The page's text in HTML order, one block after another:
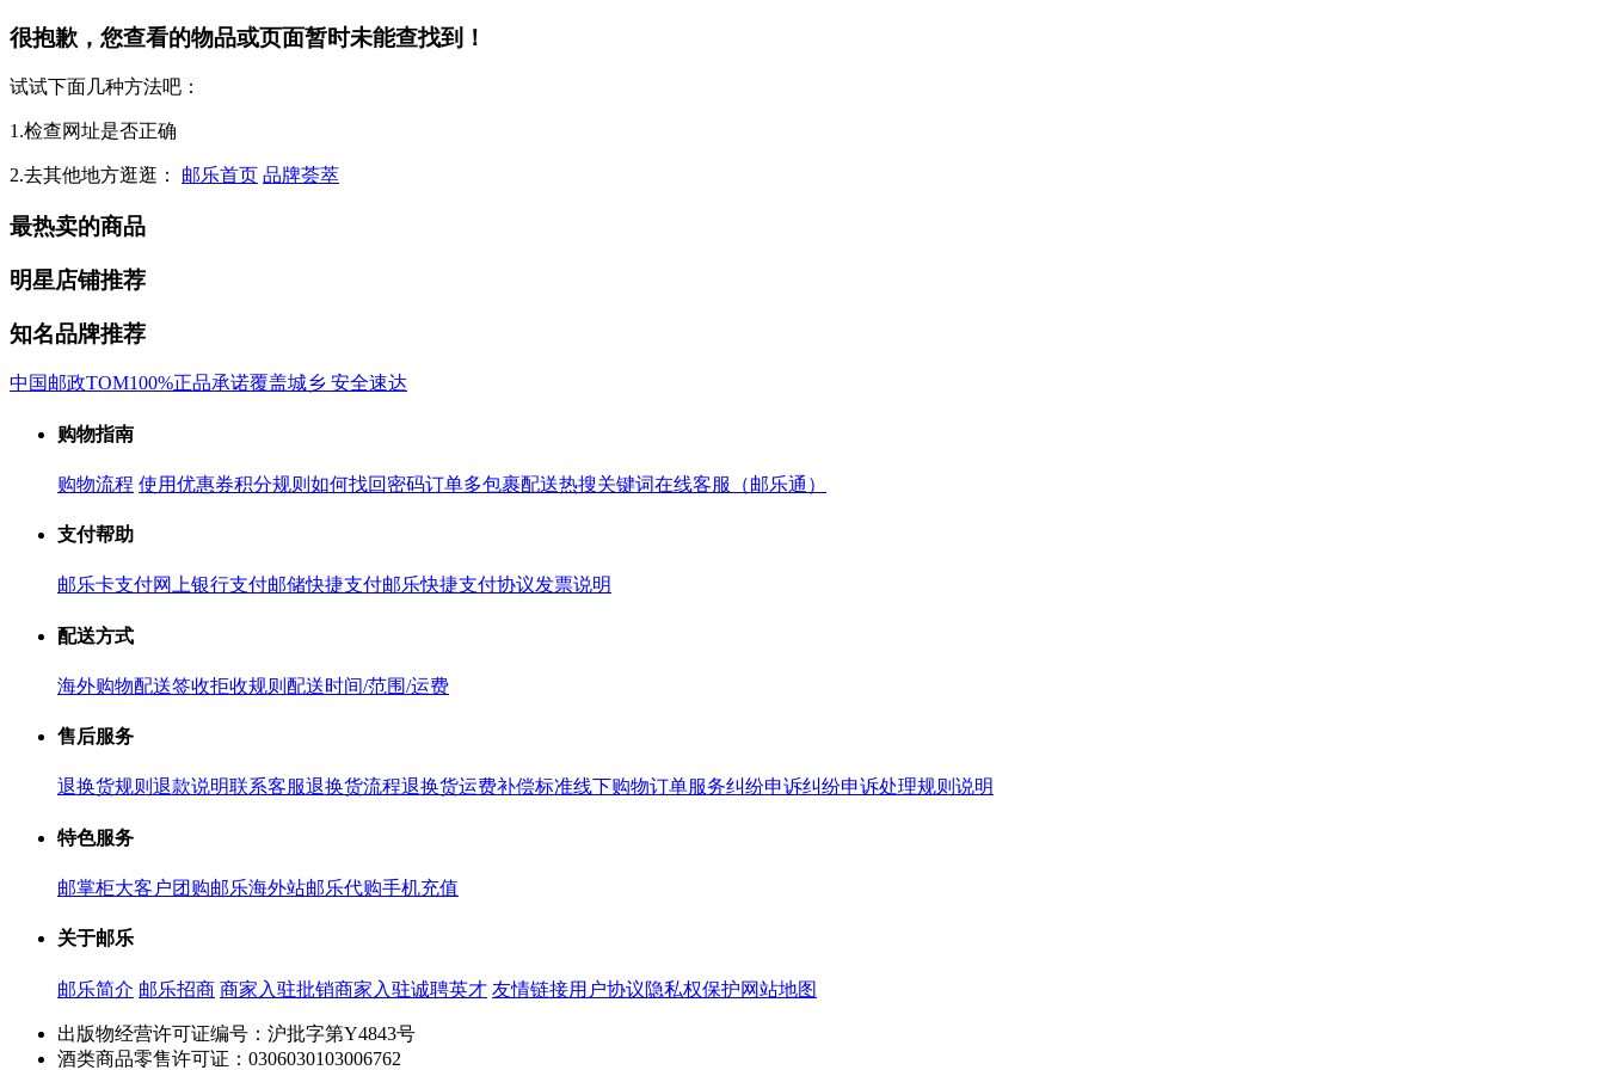
很抱歉，您查看的物品或页面暂时未能查找到！
试试下面几种方法吧：
1.检查网址是否正确
2.去其他地方逛逛： 邮乐首页 品牌荟萃
最热卖的商品
明星店铺推荐
知名品牌推荐
中国邮政TOM100%正品承诺覆盖城乡 安全速达
购物指南
购物流程 使用优惠券积分规则 如何找回密码订单多包裹配送热搜关键词在线客服（邮乐通）
支付帮助
邮乐卡支付网上银行支付邮储快捷支付邮乐快捷支付协议发票说明
配送方式
海外购物配送签收拒收规则 配送时间/范围/运费
售后服务
退换货规则 退款说明联系客服退换货流程退换货运费补偿标准线下购物订单服务纠纷申诉纠纷申诉处理规则说明
特色服务
邮掌柜大客户团购邮乐海外站邮乐代购手机充值
关于邮乐
邮乐简介 邮乐招商 商家入驻批销商家入驻诚聘英才 友情链接用户协议隐私权保护网站地图
出版物经营许可证编号：沪批字第Y4843号
酒类商品零售许可证：0306030103006762